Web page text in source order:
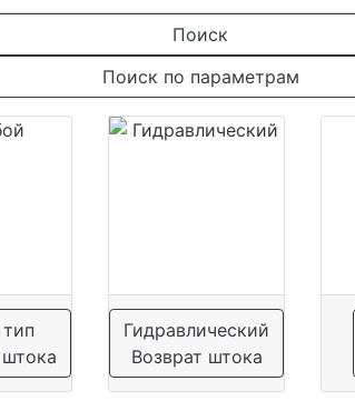
Поиск
Поиск по параметрам
Гидравлический
Возврат штока